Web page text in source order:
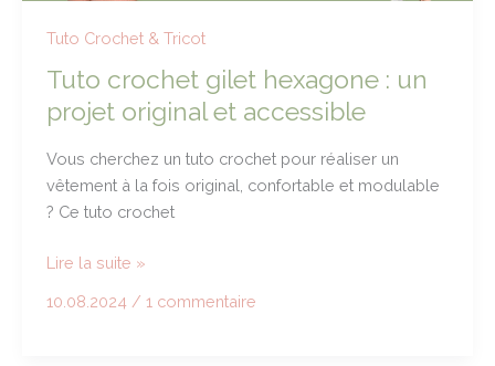
Tuto Crochet & Tricot
Tuto crochet gilet hexagone : un
projet original et accessible
Vous cherchez un tuto crochet pour réaliser un
vêtement à la fois original, confortable et modulable
? Ce tuto crochet
Tuto
Lire la suite »
10.08.2024 / 1 commentaire